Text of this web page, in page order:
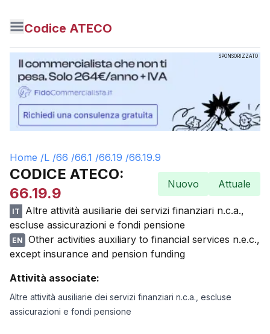
Codice ATECO
SPONSORIZZATO
Home /L /66 /66.1 /66.19 /66.19.9
CODICE ATECO:
66.19.9
Nuovo Attuale
IT
Altre attività ausiliarie dei servizi finanziari n.c.a.,
escluse assicurazioni e fondi pensione
EN
Other activities auxiliary to financial services n.e.c.,
except insurance and pension funding
Attività associate:
Altre attività ausiliarie dei servizi finanziari n.c.a., escluse
assicurazioni e fondi pensione